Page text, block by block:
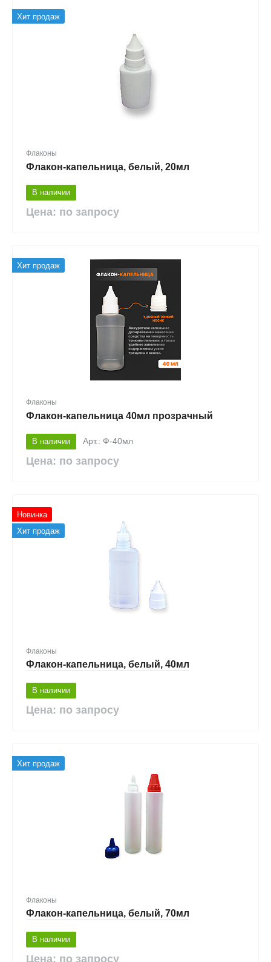
Хит продаж
Флаконы
Флакон-капельница, белый, 20мл
В наличии
Цена: по запросу
Хит продаж
Флаконы
Флакон-капельница 40мл прозрачный
В наличии Арт.: Ф-40мл
Цена: по запросу
Новинка
Хит продаж
Флаконы
Флакон-капельница, белый, 40мл
В наличии
Цена: по запросу
Хит продаж
Флаконы
Флакон-капельница, белый, 70мл
В наличии
Цена: по запросу